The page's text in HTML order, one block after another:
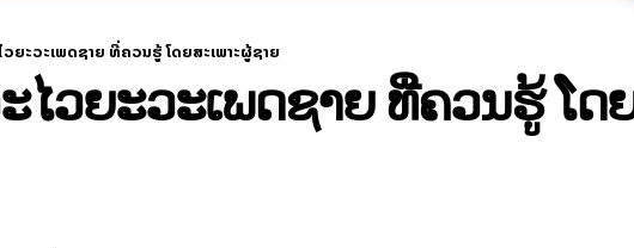
ວຍະວະເພດຊາຍ ທີ່ຄວນຮູ້ ໂດຍສະເພາະຜູ້ຊາຍ
ໄວຍະວະເພດຊາຍ ທີ່ຄວນຮູ້ ໂດ